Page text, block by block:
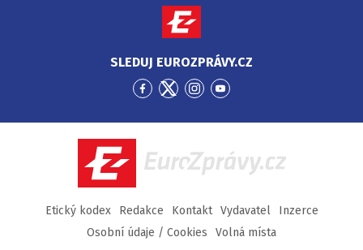
SLEDUJ EUROZPRÁVY.CZ
Přejít
Facebook
Přejít
Twitter
Přejít
Instagram
Přejít
YouTube
EuroZprávy.cz
Etický kodex Redakce Kontakt Vydavatel
Inzerce
Osobní údaje / Cookies
Volná místa